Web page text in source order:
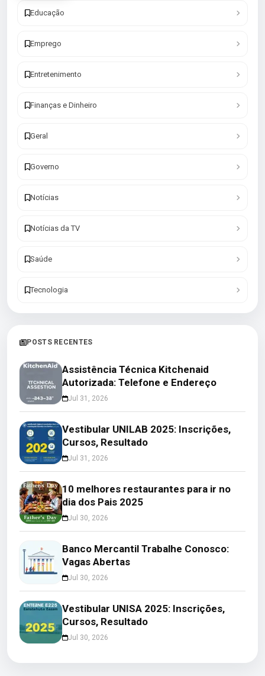
Educação
Emprego
Entretenimento
Finanças e Dinheiro
Geral
Governo
Notícias
Notícias da TV
Saúde
Tecnologia
POSTS RECENTES
Assistência Técnica Kitchenaid
Autorizada: Telefone e Endereço
Jul 31, 2026
Vestibular UNILAB 2025: Inscrições,
Cursos, Resultado
Jul 31, 2026
10 melhores restaurantes para ir no
dia dos Pais 2025
Jul 30, 2026
Banco Mercantil Trabalhe Conosco:
Vagas Abertas
Jul 30, 2026
Vestibular UNISA 2025: Inscrições,
Cursos, Resultado
Jul 30, 2026